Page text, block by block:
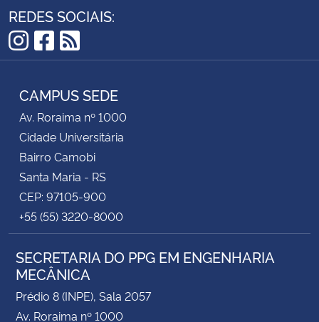
REDES SOCIAIS:
Instagram
Facebook
RSS
CAMPUS SEDE
Av. Roraima nº 1000
Cidade Universitária
Bairro Camobi
Santa Maria - RS
CEP: 97105-900
+55 (55) 3220-8000
SECRETARIA DO PPG EM ENGENHARIA
MECÂNICA
Prédio 8 (INPE), Sala 2057
Av. Roraima nº 1000